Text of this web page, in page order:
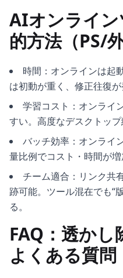
AIオンライ
的方法（PS/外
時間：オンラインは起
は初動が重く、修正往復が
学習コスト：オンライ
すい。高度なデスクトップ
バッチ効率：オンライ
量比例でコスト・時間が増
チーム適合：リンク共
跡可能。ツール混在でも“
る。
FAQ：透かし
よくある質問